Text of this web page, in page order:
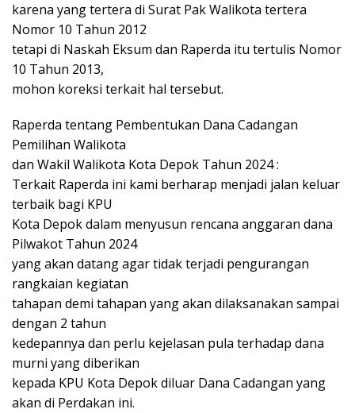
karena yang tertera di Surat Pak Walikota tertera
Nomor 10 Tahun 2012
tetapi di Naskah Eksum dan Raperda itu tertulis Nomor
10 Tahun 2013,
mohon koreksi terkait hal tersebut.
Raperda tentang Pembentukan Dana Cadangan
Pemilihan Walikota
dan Wakil Walikota Kota Depok Tahun 2024 :
Terkait Raperda ini kami berharap menjadi jalan keluar
terbaik bagi KPU
Kota Depok dalam menyusun rencana anggaran dana
Pilwakot Tahun 2024
yang akan datang agar tidak terjadi pengurangan
rangkaian kegiatan
tahapan demi tahapan yang akan dilaksanakan sampai
dengan 2 tahun
kedepannya dan perlu kejelasan pula terhadap dana
murni yang diberikan
kepada KPU Kota Depok diluar Dana Cadangan yang
akan di Perdakan ini.